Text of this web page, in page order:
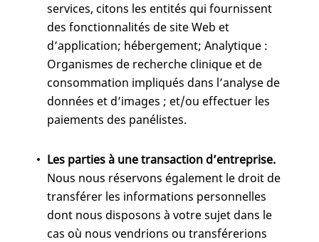
services, citons les entités qui fournissent
des fonctionnalités de site Web et
d’application; hébergement; Analytique :
Organismes de recherche clinique et de
consommation impliqués dans l’analyse de
données et d’images ; et/ou effectuer les
paiements des panélistes.
Les parties à une transaction d’entreprise.
Nous nous réservons également le droit de
transférer les informations personnelles
dont nous disposons à votre sujet dans le
cas où nous vendrions ou transférerions